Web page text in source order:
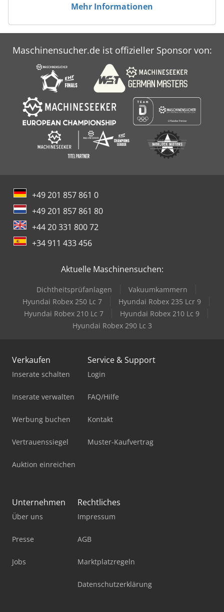
Mehr Informationen
Maschinensucher.de ist offizieller Sponsor von:
+49 201 857 861 0
+49 201 857 861 80
+44 20 331 800 72
+34 911 433 456
Aktuelle Maschinensuchen:
Dichtheitsprüfanlagen
Vakuumkammern
Hyundai Robex 250 Lc 7
Hyundai Robex 235 Lcr 9
Hyundai Robex 210 Lc 7
Hyundai Robex 210 Lc 9
Hyundai Robex 290 Lc 3
Verkaufen
Inserate schalten
Inserate verwalten
Werbung buchen
Vertrauenssiegel
Auktion einreichen
Service & Support
Login
FAQ/Hilfe
Kontakt
Muster-Kaufvertrag
Unternehmen
Über uns
Presse
Jobs
Rechtliches
Impressum
AGB
Marktplatzregeln
Datenschutzerklärung